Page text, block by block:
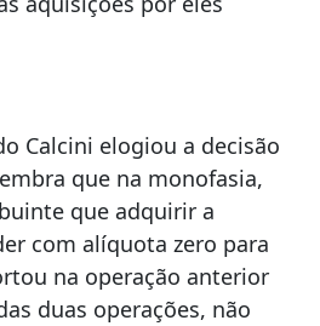
Calcini elogiou a decisão
que na monofasia,
que adquirir a
com alíquota zero para
na operação anterior
duas operações, não